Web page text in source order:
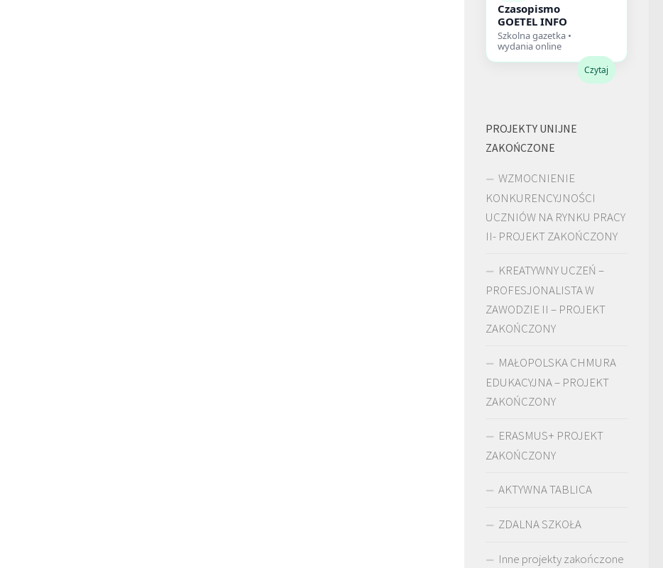
Czasopismo
GOETEL INFO
Szkolna gazetka •
wydania online
Czytaj
PROJEKTY UNIJNE
ZAKOŃCZONE
WZMOCNIENIE
KONKURENCYJNOŚCI
UCZNIÓW NA RYNKU PRACY
II- PROJEKT ZAKOŃCZONY
KREATYWNY UCZEŃ –
PROFESJONALISTA W
ZAWODZIE II – PROJEKT
ZAKOŃCZONY
MAŁOPOLSKA CHMURA
EDUKACYJNA – PROJEKT
ZAKOŃCZONY
ERASMUS+ PROJEKT
ZAKOŃCZONY
AKTYWNA TABLICA
ZDALNA SZKOŁA
Inne projekty zakończone